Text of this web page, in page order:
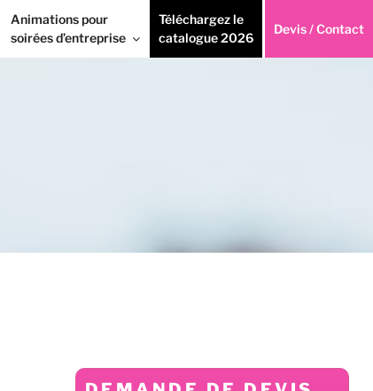
Animations pour
soirées d’entreprise
Téléchargez le
catalogue 2026
Devis / Contact